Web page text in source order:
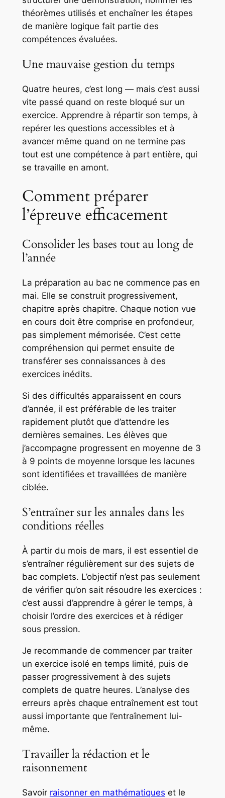
théorèmes utilisés et enchaîner les étapes
de manière logique fait partie des
compétences évaluées.
Une mauvaise gestion du temps
Quatre heures, c’est long — mais c’est aussi
vite passé quand on reste bloqué sur un
exercice. Apprendre à répartir son temps, à
repérer les questions accessibles et à
avancer même quand on ne termine pas
tout est une compétence à part entière, qui
se travaille en amont.
Comment préparer
l’épreuve efficacement
Consolider les bases tout au long de
l’année
La préparation au bac ne commence pas en
mai. Elle se construit progressivement,
chapitre après chapitre. Chaque notion vue
en cours doit être comprise en profondeur,
pas simplement mémorisée. C’est cette
compréhension qui permet ensuite de
transférer ses connaissances à des
exercices inédits.
Si des difficultés apparaissent en cours
d’année, il est préférable de les traiter
rapidement plutôt que d’attendre les
dernières semaines. Les élèves que
j’accompagne progressent en moyenne de 3
à 9 points de moyenne lorsque les lacunes
sont identifiées et travaillées de manière
ciblée.
S’entraîner sur les annales dans les
conditions réelles
À partir du mois de mars, il est essentiel de
s’entraîner régulièrement sur des sujets de
bac complets. L’objectif n’est pas seulement
de vérifier qu’on sait résoudre les exercices :
c’est aussi d’apprendre à gérer le temps, à
choisir l’ordre des exercices et à rédiger
sous pression.
Je recommande de commencer par traiter
un exercice isolé en temps limité, puis de
passer progressivement à des sujets
complets de quatre heures. L’analyse des
erreurs après chaque entraînement est tout
aussi importante que l’entraînement lui-
même.
Travailler la rédaction et le
raisonnement
Savoir raisonner en mathématiques et le